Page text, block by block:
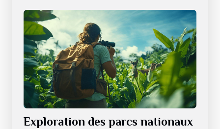
Exploration des parcs nationaux